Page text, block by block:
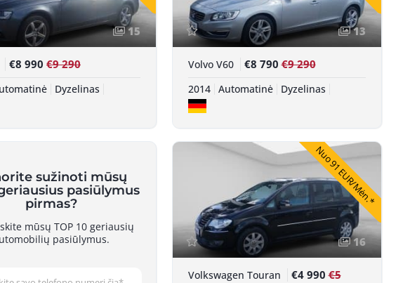
15
€8 990 €9 290
Dyzelinas
13
Volvo V60 €8 790€9 290
2014 Automatinė Dyzelinas
sužinoti mūsų
pasiūlymus
pirmas?
mūsų TOP 10 geriausių
pasiūlymus.
Nuo 91 EUR/Mėn.*
16
Volkswagen Touran €4 990€5